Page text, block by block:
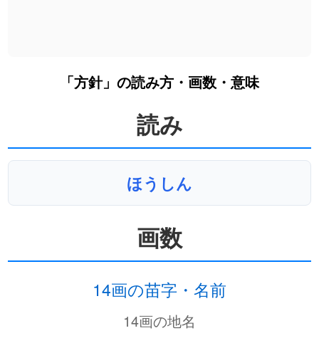
「方針」の読み方・画数・意味
読み
ほうしん
画数
14画の苗字・名前
14画の地名